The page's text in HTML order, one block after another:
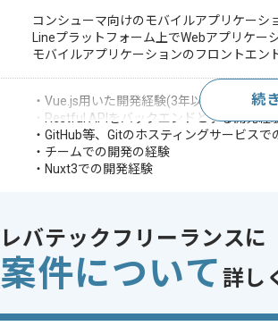
コンシューマ向けのモバイルアプリケーシ
Lineプラットフォーム上でWebアプリケー
モバイルアプリケーションのフロントエン
・Vue.js用いた開発経験(3年以上)
・Restful APIをバックエンドとする開発経
・GitHub等、Gitのホスティングサービス
・チームでの開発の経験
・Nuxt3での開発経験
歓迎スキル
・Amazon Web Servicesをクラ
・Vue.jsまたはReactを用いたフ
・Vue Composition APIを使った
・テックリードとして参画され
※上記に似た経験やスキルをお持ちであれば申し
続
レバテックフリーランスに
案件について 詳し